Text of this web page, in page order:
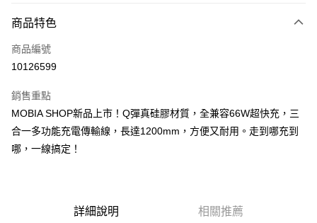
信用卡一次付款
LINE Pay
街口支付
悠遊付
AFTEE先享後付是「在收到商品之後才付款」的支付方式。 讓您購物簡單
商品特色
商品編號
10126599
銷售重點
MOBIA SHOP新品上市！Q彈真硅膠材質，全兼容66W超快充，三
合一多功能充電傳輸線，長達1200mm，方便又耐用。走到哪充到
哪，一線搞定！
詳細說明 相關推薦